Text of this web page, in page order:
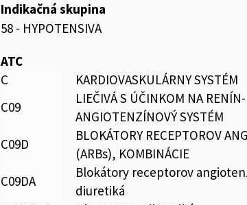
Indikačná skupina
58 - HYPOTENSIVA
ATC
C
KARDIOVASKULÁRNY SYSTÉM
C09
LIEČIVÁ S ÚČINKOM NA RENÍN-
ANGIOTENZÍNOVÝ SYSTÉM
C09D
BLOKÁTORY RECEPTOROV
(ARBs), KOMBINÁCIE
C09DA
Blokátory receptorov
diuretiká